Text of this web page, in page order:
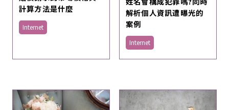
計算方法是什麼
Internet
解析個人資訊遭曝光的
案例
Internet